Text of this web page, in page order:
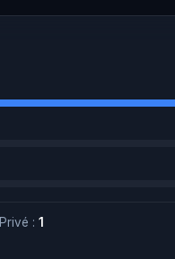
Privé : 1